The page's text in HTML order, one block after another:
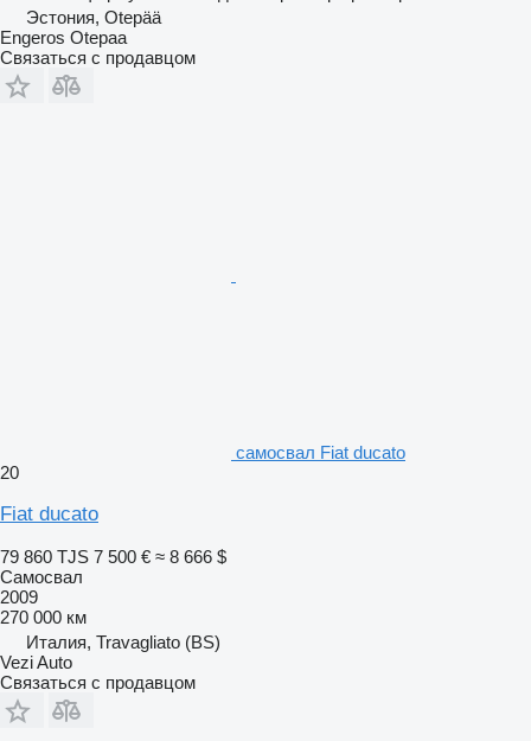
Эстония, Otepää
Engeros Otepaa
Связаться с продавцом
самосвал Fiat ducato
20
Fiat ducato
79 860 TJS 7 500 € ≈ 8 666 $
Самосвал
2009
270 000 км
Италия, Travagliato (BS)
Vezi Auto
Связаться с продавцом